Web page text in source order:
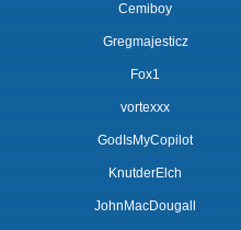
Cemiboy
Gregmajesticz
Fox1
vortexxx
GodIsMyCopilot
KnutderElch
JohnMacDougall